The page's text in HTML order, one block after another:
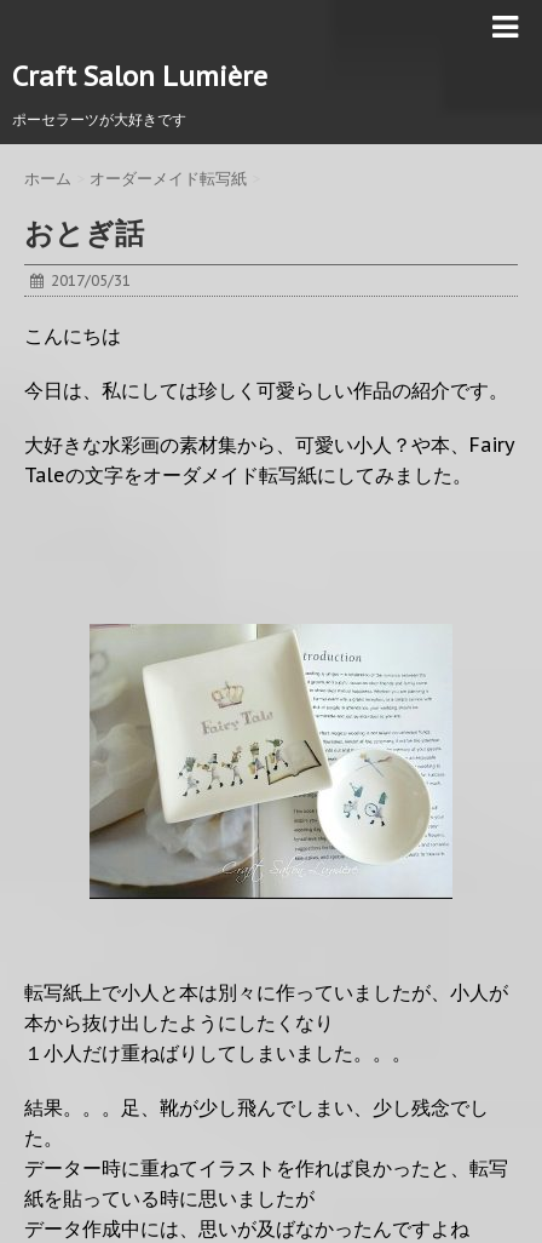
Craft Salon Lumière
ポーセラーツが大好きです
ホーム オーダーメイド転写紙
おとぎ話
2017/05/31
こんにちは
今日は、私にしては珍しく可愛らしい作品の紹介です。
大好きな水彩画の素材集から、可愛い小人？や本、Fairy
Taleの文字をオーダメイド転写紙にしてみました。
転写紙上で小人と本は別々に作っていましたが、小人が
本から抜け出したようにしたくなり
１小人だけ重ねばりしてしまいました。。。
結果。。。足、靴が少し飛んでしまい、少し残念でし
た。
データー時に重ねてイラストを作れば良かったと、転写
紙を貼っている時に思いましたが
データ作成中には、思いが及ばなかったんですよね